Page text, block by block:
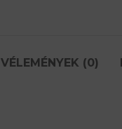
VÉLEMÉNYEK (0)